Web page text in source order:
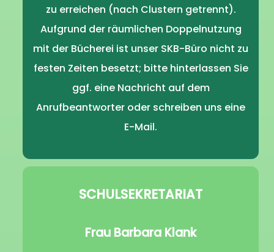
zu erreichen (nach Clustern getrennt).
Aufgrund der räumlichen Doppelnutzung
mit der Bücherei ist unser SKB-Büro nicht zu
festen Zeiten besetzt; bitte hinterlassen Sie
ggf. eine Nachricht auf dem
Anrufbeantworter oder schreiben uns eine
E-Mail.
SCHULSEKRETARIAT
Frau Barbara Klank